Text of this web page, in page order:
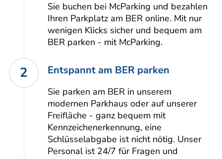
Sie buchen bei McParking und bezahlen
Ihren Parkplatz am BER online. Mit nur
wenigen Klicks sicher und bequem am
BER parken - mit McParking.
2 Entspannt am BER parken
Sie parken am BER in unserem
modernen Parkhaus oder auf unserer
Freifläche - ganz bequem mit
Kennzeichenerkennung, eine
Schlüsselabgabe ist nicht nötig. Unser
Personal ist 24/7 für Fragen und